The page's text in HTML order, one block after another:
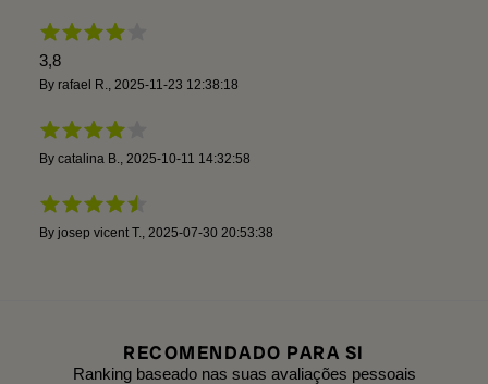
3,8
By rafael R. 2025-11-23 12:38:18
By catalina B. 2025-10-11 14:32:58
By josep vicent T. 2025-07-30 20:53:38
RECOMENDADO PARA SI
Ranking baseado nas suas avaliações pessoais